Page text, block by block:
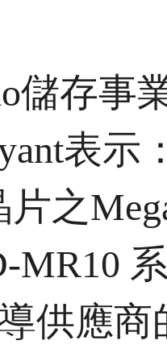
儲存事
表示
片之
MR10
供應商